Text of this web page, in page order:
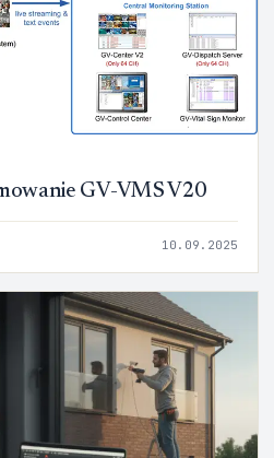
GV-VMS V20
10.09.2025